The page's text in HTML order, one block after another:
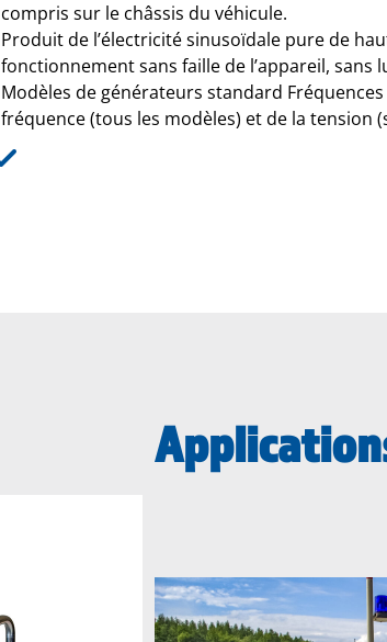
compris sur le châssis du véhicule.
Produit de l’électricité sinusoïdale pure de
fonctionnement sans faille de l’appareil,
Modèles de générateurs standard
fréquence (tous les modèles) et de la tension